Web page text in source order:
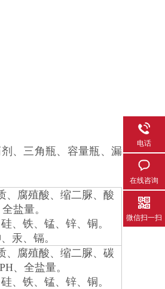
、三角瓶、容量瓶、漏
、腐殖酸、缩二脲、酸
盐量。
、铁、锰、锌、铜。
汞、镉。
、腐殖酸、缩二脲、碳
、全盐量。
、铁、锰、锌、铜。
电话
在线咨询
微信扫一扫